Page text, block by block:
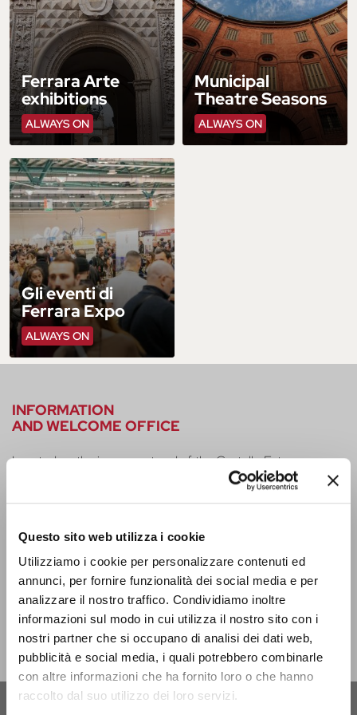
Questo sito web utilizza i cookie
Utilizziamo i cookie per personalizzare contenuti ed
annunci, per fornire funzionalità dei social media e per
analizzare il nostro traffico. Condividiamo inoltre
informazioni sul modo in cui utilizza il nostro sito con i
nostri partner che si occupano di analisi dei dati web,
pubblicità e social media, i quali potrebbero combinarle
con altre informazioni che ha fornito loro o che hanno
raccolto dal suo utilizzo dei loro servizi.
ALWAYS ON
Ferrara Arte
exhibitions
ALWAYS ON
Municipal
Theatre Seasons
ALWAYS ON
Gli eventi di
Ferrara Expo
INFORMATION
AND WELCOME OFFICE
Located on the inner courtyard of the Castello Estense, on
the ground floor. Open Monday - Saturday from 9 a.m. to 6
p.m. | Sundays and holidays from 9.30 a.m. to 5.30 p.m. It is
closed only on Christmas Day.
infotur@comune.fe.it
ARE YOU A TOUR OPERATOR AND WOULD YOU LIKE
TO BE CONTACTED TO BE PART OF THE INFERRARA
PROJECT?
CLICK HERE!